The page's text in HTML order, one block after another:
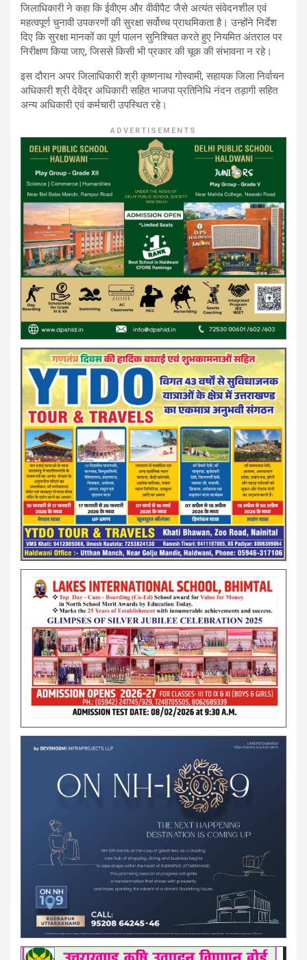
जिलाधिकारी ने कहा कि ईवीएम और वीवीपैट जैसे अत्यंत संवेदनशील एवं
महत्वपूर्ण चुनावी उपकरणों की सुरक्षा सर्वोच्च प्राथमिकता है। उन्होंने निर्देश
दिए कि सुरक्षा मानकों का पूर्ण पालन सुनिश्चित करते हुए नियमित अंतराल पर
निरीक्षण किया जाए, जिससे किसी भी प्रकार की चूक की संभावना न रहे।
इस दौरान अपर जिलाधिकारी श्री कृष्णनाथ गोस्वामी, सहायक जिला निर्वाचन
अधिकारी श्री देवेंद्र अधिकारी सहित भाजपा प्रतिनिधि नंदन तड़ागी सहित
अन्य अधिकारी एवं कर्मचारी उपस्थित रहे।
ADVERTISEMENTS